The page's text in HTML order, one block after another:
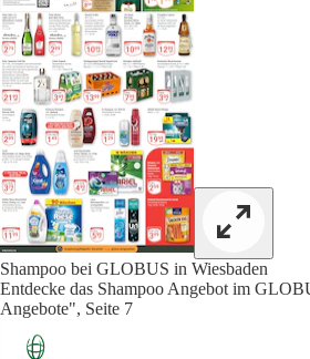
Shampoo bei GLOBUS in Wiesbaden
Entdecke das Shampoo Angebot im
Angebote", Seite 7